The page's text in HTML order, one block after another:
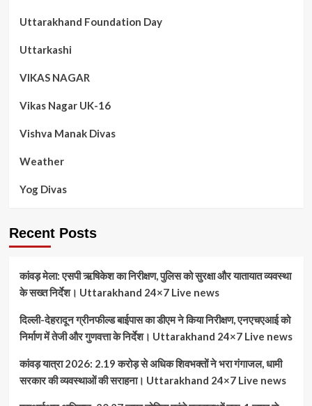
Uttarakhand Foundation Day
Uttarkashi
VIKAS NAGAR
Vikas Nagar UK-16
Vishva Manak Divas
Weather
Yog Divas
Recent Posts
कांवड़ मेला: एसपी ऋषिकेश का निरीक्षण, पुलिस को सुरक्षा और यातायात व्यवस्था
के सख्त निर्देश। Uttarakhand 24×7 Live news
दिल्ली-देहरादून ग्रीनफील्ड बाईपास का डीएम ने किया निरीक्षण, एनएचएआई को
निर्माण में तेजी और गुणवत्ता के निर्देश। Uttarakhand 24×7 Live news
कांवड़ यात्रा 2026: 2.19 करोड़ से अधिक शिवभक्तों ने भरा गंगाजल, धामी
सरकार की व्यवस्थाओं की सराहना। Uttarakhand 24×7 Live news